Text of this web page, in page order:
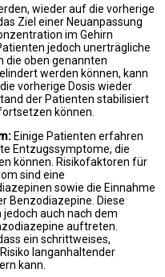
wieder auf die vorherige
Ziel einer Neuanpassung
im Gehirn
jedoch unerträgliche
die oben genannten
werden können, kann
vorherige Dosis wieder
der Patienten stabilisiert
können.
Einige Patienten erfahren
Entzugssymptome, die
können. Risikofaktoren für
sind eine
sowie die Einnahme
Benzodiazepine. Diese
auch nach dem
auftreten.
ein schrittweises,
langanhaltender
kann.